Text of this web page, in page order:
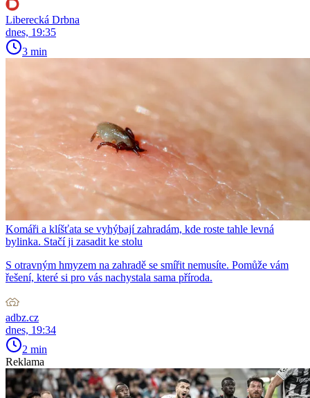
Liberecká Drbna
dnes, 19:35
3 min
Komáři a klíšťata se vyhýbají zahradám, kde roste tahle levná
bylinka. Stačí ji zasadit ke stolu
S otravným hmyzem na zahradě se smířit nemusíte. Pomůže vám
řešení, které si pro vás nachystala sama příroda.
adbz.cz
dnes, 19:34
2 min
Reklama